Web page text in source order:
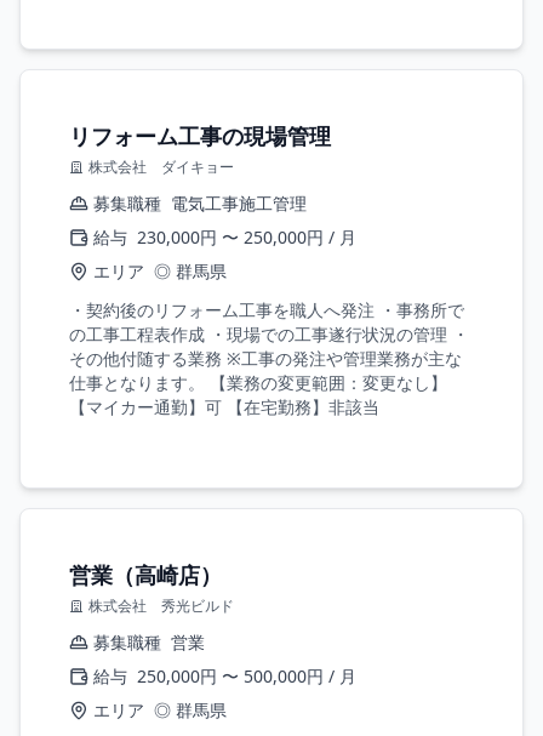
リフォーム工事の現場管理
株式会社 ダイキョー
募集職種 電気工事施工管理
給与 230,000円 〜 250,000円 / 月
エリア ◎ 群馬県
・契約後のリフォーム工事を職人へ発注 ・事務所で
の工事工程表作成 ・現場での工事遂行状況の管理 ・
その他付随する業務 ※工事の発注や管理業務が主な
仕事となります。 【業務の変更範囲：変更なし】
【マイカー通勤】可 【在宅勤務】非該当
営業（高崎店）
株式会社 秀光ビルド
募集職種 営業
給与 250,000円 〜 500,000円 / 月
エリア ◎ 群馬県